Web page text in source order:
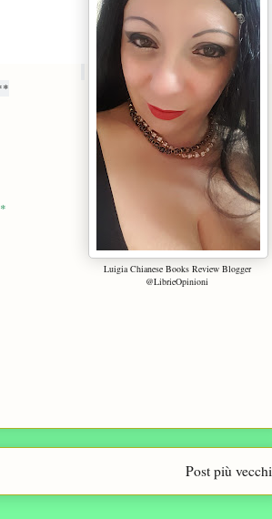
Luigia Chianese Books Review Blogger
@LibrieOpinioni
Post più vecchi